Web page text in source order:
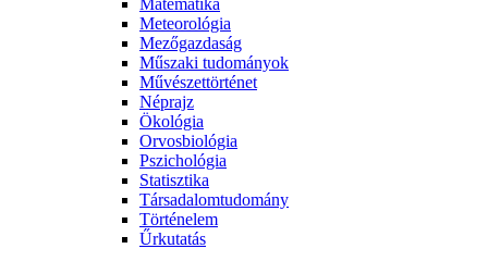
Matematika
Meteorológia
Mezőgazdaság
Műszaki tudományok
Művészettörténet
Néprajz
Ökológia
Orvosbiológia
Pszichológia
Statisztika
Társadalomtudomány
Történelem
Űrkutatás